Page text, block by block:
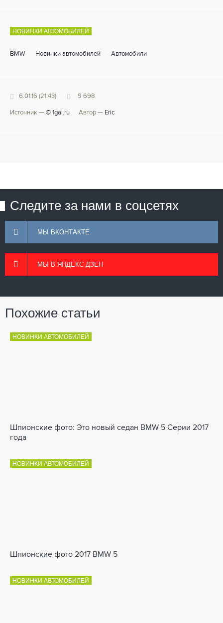
НОВИНКИ АВТОМОБИЛЕЙ
BMW Новинки автомобилей Автомобили
6.01.16 (21:43) 9 698
Источник — © 1gai.ru Автор — Eric
Следите за нами в соцсетях
МЫ ВКОНТАКТЕ
МЫ В ЯНДЕКС ДЗЕН
Похожие статьи
НОВИНКИ АВТОМОБИЛЕЙ
Шпионские фото: Это новый седан BMW 5 Серии 2017
года
НОВИНКИ АВТОМОБИЛЕЙ
Шпионские фото 2017 BMW 5
НОВИНКИ АВТОМОБИЛЕЙ